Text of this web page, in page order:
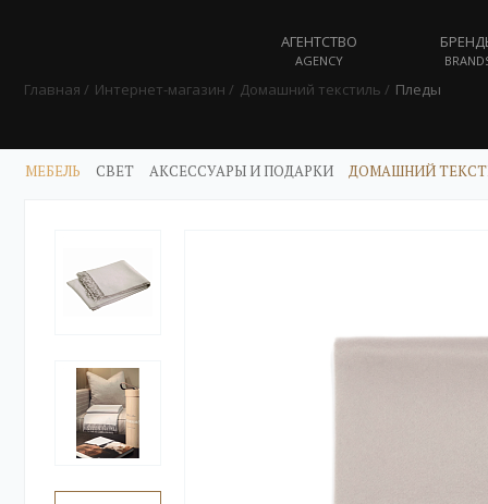
АГЕНТСТВО
AGENCY
Главная Интернет-магазин Домашний текстиль Пледы
МЕБЕЛЬ СВЕТ АКСЕССУАРЫ И ПОДАРКИ ДОМАШНИЙ